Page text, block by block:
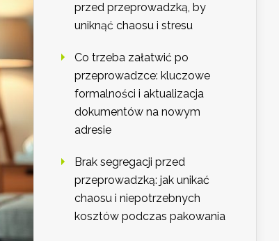
przed przeprowadzką, by
uniknąć chaosu i stresu
Co trzeba załatwić po
przeprowadzce: kluczowe
formalności i aktualizacja
dokumentów na nowym
adresie
Brak segregacji przed
przeprowadzką: jak unikać
chaosu i niepotrzebnych
kosztów podczas pakowania